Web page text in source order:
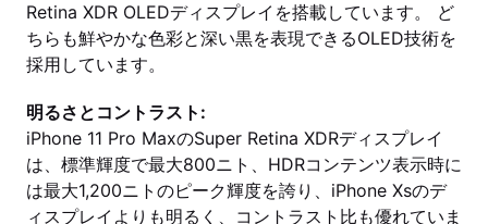
Retina XDR OLEDディスプレイを搭載しています。 ど
ちらも鮮やかな色彩と深い黒を表現できるOLED技術を
採用しています。
明るさとコントラスト:
iPhone 11 Pro MaxのSuper Retina XDRディスプレイ
は、標準輝度で最大800ニト、HDRコンテンツ表示時に
は最大1,200ニトのピーク輝度を誇り、iPhone Xsのデ
ィスプレイよりも明るく、コントラスト比も優れていま